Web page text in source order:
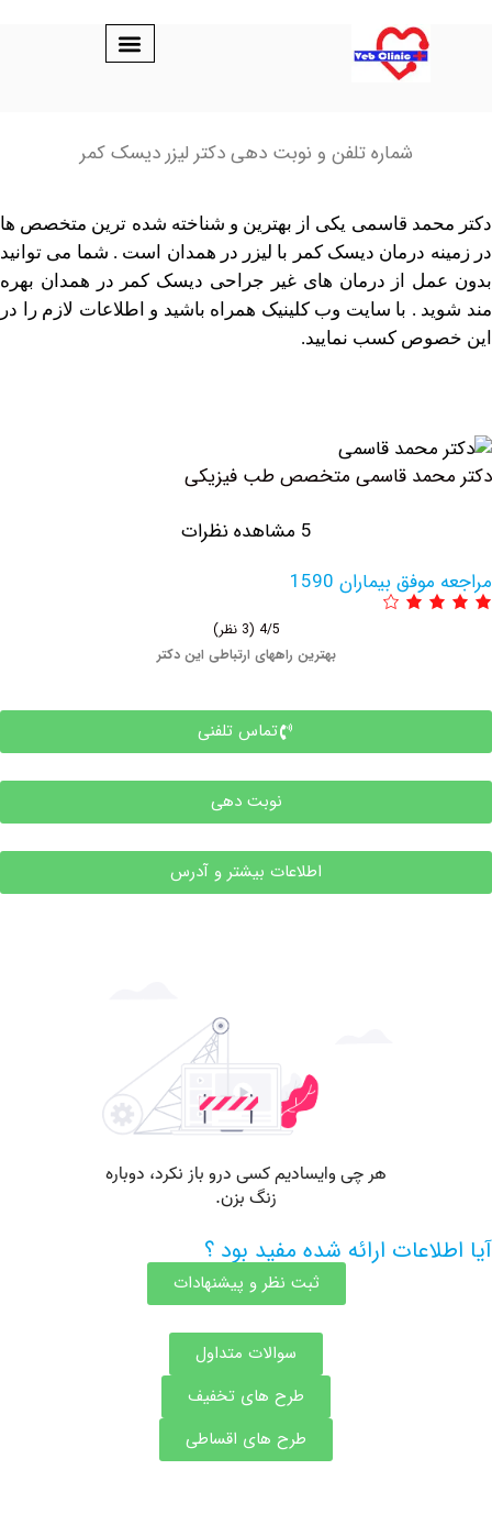
شماره تلفن و نوبت دهی دکتر لیزر دیسک کمر
قاسمی یکی از بهترین و شناخته شده ترین متخصص ها
درمان دیسک کمر با لیزر در همدان است . شما می توانید
از درمان های غیر جراحی دیسک کمر در همدان بهره
. با سایت وب کلینیک همراه باشید و اطلاعات لازم را در
کسب نمایید.
قاسمی متخصص طب فیزیکی
بیماران 1590
بهترین راههای ارتباطی این دکتر
تماس تلفنی
نوبت دهی
اطلاعات بیشتر و آدرس
ارائه شده مفید بود ؟
ثبت نظر و پیشنهادات
سوالات متداول
طرح های تخفیف
طرح های اقساطی